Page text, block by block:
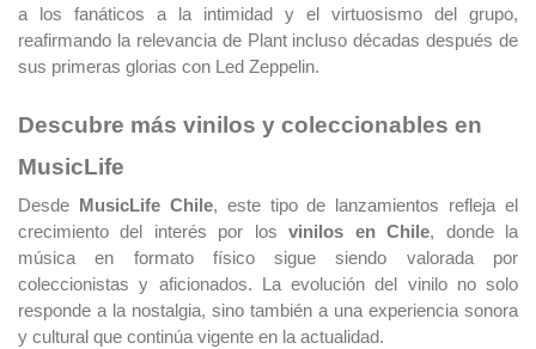
a los fanáticos a la intimidad y el virtuosismo del grupo,
reafirmando la relevancia de Plant incluso décadas después de
sus primeras glorias con Led Zeppelin.
Descubre más vinilos y coleccionables en
MusicLife
Desde MusicLife Chile, este tipo de lanzamientos refleja el
crecimiento del interés por losvinilos en Chile, donde la
música en formato físico sigue siendo valorada por
coleccionistas y aficionados. La evolución del vinilo no solo
responde a la nostalgia, sino también a una experiencia sonora
y cultural que continúa vigente en la actualidad.